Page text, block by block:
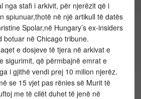
nga stafi i arkivit, për njerëzit që i
spiunuar,thotë në një artikull të datës
Spolar,në Hungary’s ex-insiders
botuar në Chicago tribune.
e dosjeve të tjera në arkivat e
sigurimit, që përmbajnë emrat e
i gjithë vendi prej 10 milion njerëz.
se 15 vjet pas rënies së Murit të
me të cilët duhet të jenë në